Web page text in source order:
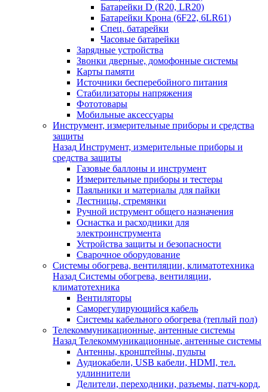
Батарейки D (R20, LR20)
Батарейки Крона (6F22, 6LR61)
Спец. батарейки
Часовые батарейки
Зарядные устройства
Звонки дверные, домофонные системы
Карты памяти
Источники бесперебойного питания
Стабилизаторы напряжения
Фототовары
Мобильные аксессуары
Инструмент, измерительные приборы и средства
защиты
Назад Инструмент, измерительные приборы и
средства защиты
Газовые баллоны и инструмент
Измерительные приборы и тестеры
Паяльники и материалы для пайки
Лестницы, стремянки
Ручной иструмент общего назначения
Оснастка и расходники для
электроинструмента
Устройства защиты и безопасности
Сварочное оборудование
Системы обогрева, вентиляции, климатотехника
Назад Системы обогрева, вентиляции,
климатотехника
Вентиляторы
Саморегулирующийся кабель
Системы кабельного обогрева (теплый пол)
Телекоммуникационные, антенные системы
Назад Телекоммуникационные, антенные системы
Антенны, кронштейны, пульты
Аудиокабели, USB кабели, HDMI, тел.
удлиннители
Делители, переходники, разъемы, патч-корд,